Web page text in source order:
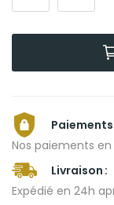
Nos paiements
Livraison
Expédié en 24h